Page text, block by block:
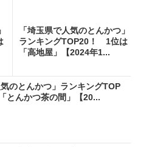
「埼玉県で人気のとんかつ」
ランキングTOP20！ 1位は
「高地屋」【2024年1...
気のとんかつ」ランキングTOP
んかつ茶の間」【20...